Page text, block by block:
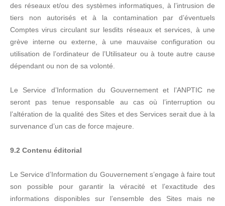
des réseaux et/ou des systèmes informatiques, à l’intrusion de
tiers non autorisés et à la contamination par d’éventuels
Comptes virus circulant sur lesdits réseaux et services, à une
grève interne ou externe, à une mauvaise configuration ou
utilisation de l’ordinateur de l’Utilisateur ou à toute autre cause
dépendant ou non de sa volonté.
Le Service d’Information du Gouvernement et l’ANPTIC ne
seront pas tenue responsable au cas où l’interruption ou
l’altération de la qualité des Sites et des Services serait due à la
survenance d’un cas de force majeure.
9.2 Contenu éditorial
Le Service d’Information du Gouvernement s’engage à faire tout
son possible pour garantir la véracité et l’exactitude des
informations disponibles sur l’ensemble des Sites mais ne